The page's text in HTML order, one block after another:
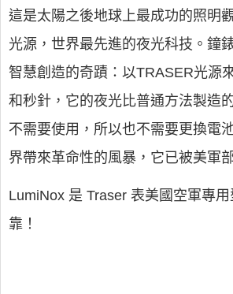
這是太陽之後地球上最成功的照
光源，世界最先進的夜光科技。鐘
智慧創造的奇蹟：以TRASER光源
和秒針，它的夜光比普通方法製造
不需要使用，所以也不需要更換電
界帶來革命性的風暴，它已被美軍
LumiNox 是 Traser 表美國空軍專用
靠！